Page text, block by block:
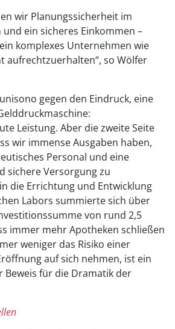
wir Planungssicherheit im
ein sicheres Einkommen –
komplexes Unternehmen wie
aufrechtzuerhalten“, so Wölfer
gegen den Eindruck, eine
Leistung. Aber die zweite Seite
wir immense Ausgaben haben,
Personal und eine
sichere Versorgung zu
die Errichtung und Entwicklung
Labors summierte sich über
von rund 2,5
immer mehr Apotheken schließen
weniger das Risiko einer
auf sich nehmen, ist ein
Beweis für die Dramatik der